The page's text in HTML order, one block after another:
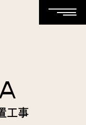
工事